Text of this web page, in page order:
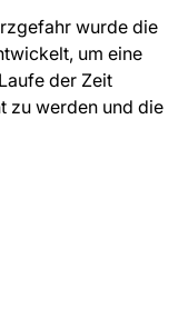
wurde die
um eine
der Zeit
zu werden und die